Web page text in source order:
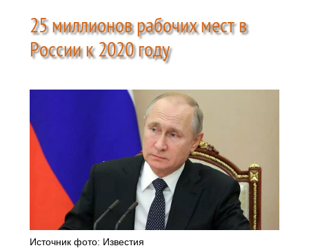
25 миллионов рабочих мест в
России к 2020 году
Источник фото: Известия